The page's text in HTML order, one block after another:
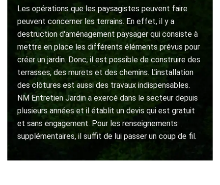
Les opérations que les paysagistes peuvent faire
peuvent concerner les terrains. En effet, il y a
destruction d'aménagement paysager qui consiste à
mettre en place les différents éléments prévus pour
créer un jardin. Donc, il est possible de construire des
terrasses, des murets et des chemins. L'installation
des clôtures est aussi des travaux indispensables.
NM Entretien Jardin a exercé dans le secteur depuis
plusieurs années et il établit un devis qui est gratuit
et sans engagement. Pour les renseignements
supplémentaires, il suffit de lui passer un coup de fil.